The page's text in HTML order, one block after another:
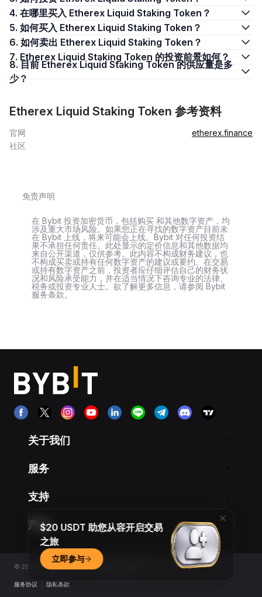
4. 在哪里买入 Etherex Liquid Staking Token？
5. 如何买入 Etherex Liquid Staking Token？
6. 如何卖出 Etherex Liquid Staking Token？
7. Etherex Liquid Staking Token 的投资前景如何？
8. 目前 Etherex Liquid Staking Token 的供应量是多
少？
Etherex Liquid Staking Token 参考资料
官网
etherex.finance
社区
免责声明
在 Bybit 投资加密货币，包括购买 和其他数字资产，均
涉及重大市场风险。如果您正在寻找的数字资产目前未
在 Bybit 上线，将来可能会上线。Bybit 对任何投资结
果不承担任何责任。此处显示的定价信息和其他数据均
来自公开渠道，仅供参考。此内容不构成财务建议，也
不构成买卖或持有任何数字资产的建议或要约。在交易
或持有数字资产之前，投资者应仔细评估自己的财务状
况和风险承受能力，并在适当情况下咨询专业的法律、
税务或投资专业人士。欲了解更多信息，请参阅 Bybit
服务条款。
关于我们
服务
支持
产品
© 2018-2026 Bybit.com. All rights reserved.
服务协议 隐私条款
$20 USDT 助您从容开启交易
之旅
立即参与